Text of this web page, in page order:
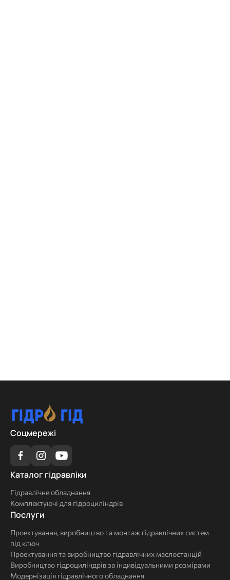
Соцмережі
Каталог
Каталог гідравліки
Гідравлічне обладнання
Комплектуючі для гідроциліндрів
Послуги
Послуги
Проектування, виробництво та монтаж гідравлічних систем
під ключ
Проектування та виробництво гідравлічних маслостанцій
Виробництво гідроциліндрів за індивідуальними розмірами
Модернізація гідравлічного обладнання